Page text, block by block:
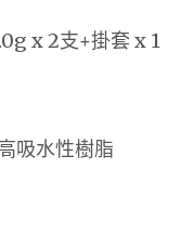
x 2支+掛套 x 1
吸水性樹脂